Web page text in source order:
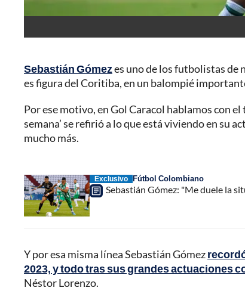
Sebastián Gómezes uno de los futbolistas de
es figura del Coritiba, en un balompié
Por ese motivo, en Gol Caracol hablamos con
semana’ se refirió a lo que está viviendo en su
mucho más.
Exclusivo Fútbol Colombiano
Sebastián Gómez: "Me duele la
Y por esa misma línea Sebastián Gómez
2023, y todo tras sus grandes actuaciones
Néstor Lorenzo.